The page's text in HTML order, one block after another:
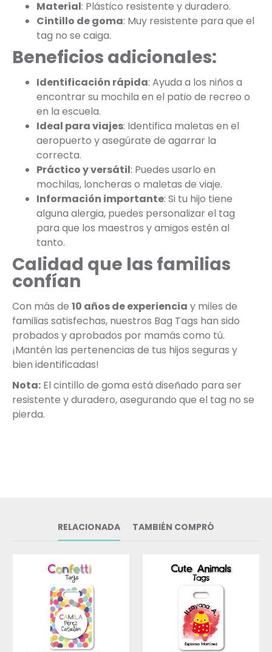
Material: Plástico resistente y duradero.
Cintillo de goma: Muy resistente para que el
tag no se caiga.
Beneficios adicionales:
Identificación rápida: Ayuda a los niños a
encontrar su mochila en el patio de recreo o
en la escuela.
Ideal para viajes: Identifica maletas en el
aeropuerto y asegúrate de agarrar la
correcta.
Práctico y versátil: Puedes usarlo en
mochilas, loncheras o maletas de viaje.
Información importante: Si tu hijo tiene
alguna alergia, puedes personalizar el tag
para que los maestros y amigos estén al
tanto.
Calidad que las familias
confían
Con más de 10 años de experiencia y miles de
familias satisfechas, nuestros Bag Tags han sido
probados y aprobados por mamás como tú.
¡Mantén las pertenencias de tus hijos seguras y
bien identificadas!
Nota: El cintillo de goma está diseñado para ser
resistente y duradero, asegurando que el tag no se
pierda.
RELACIONADA TAMBIÉN COMPRÓ